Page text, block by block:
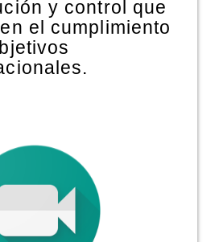
y control que
el cumplimiento